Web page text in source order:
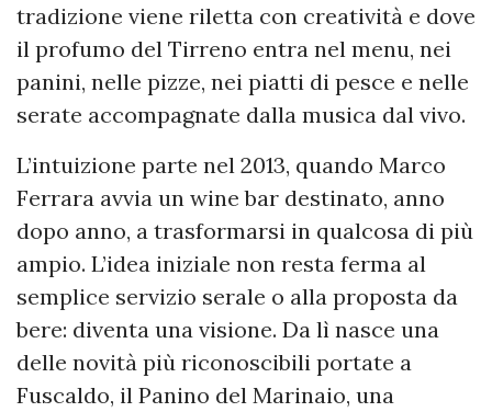
tradizione viene riletta con creatività e dove
il profumo del Tirreno entra nel menu, nei
panini, nelle pizze, nei piatti di pesce e nelle
serate accompagnate dalla musica dal vivo.
L’intuizione parte nel 2013, quando Marco
Ferrara avvia un wine bar destinato, anno
dopo anno, a trasformarsi in qualcosa di più
ampio. L’idea iniziale non resta ferma al
semplice servizio serale o alla proposta da
bere: diventa una visione. Da lì nasce una
delle novità più riconoscibili portate a
Fuscaldo, il Panino del Marinaio, una